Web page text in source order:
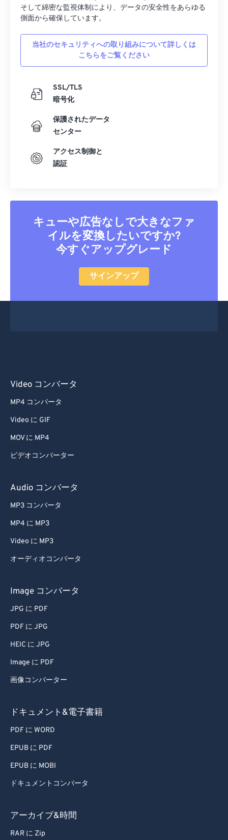
そして綿密な監視体制により、データの安全性をあらゆる
側面から確保しています。
当社のセキュリティへの取り組みについて詳しくは
こちらをご覧ください
SSL/TLS
暗号化
保護されたデータ
センター
アクセス制御と
認証
キューや広告なしで大きなファ
イルを変換したいですか?
今すぐアップグレード
サインアップ
Video コンバータ
MP4 コンバータ
Video に GIF
MOV に MP4
ビデオコンバーター
Audio コンバータ
MP3 コンバータ
MP4 に MP3
Video に MP3
オーディオコンバータ
Image コンバータ
JPG に PDF
PDF に JPG
HEIC に JPG
Image に PDF
画像コンバーター
ドキュメント&電子書籍
PDF に WORD
EPUB に PDF
EPUB に MOBI
ドキュメントコンバータ
アーカイブ&時間
RAR に Zip